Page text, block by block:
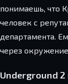
понимаешь, что
человек с
департамента.
через
Underground 2